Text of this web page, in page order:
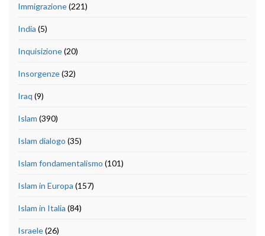
Immigrazione(221)
India (5)
Inquisizione(20)
Insorgenze(32)
Iraq (9)
Islam (390)
Islam dialogo (35)
Islam fondamentalismo (101)
Islam in Europa (157)
Islam in Italia (84)
Israele(26)